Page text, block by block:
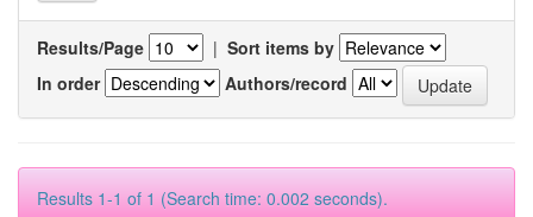
Results/Page | Sort items by
In order
Authors/record
Results 1-1 of 1 (Search time: 0.002 seconds).